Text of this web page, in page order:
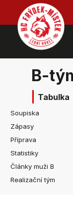
B-
Tabulka
Soupiska
Zápasy
Příprava
Statistiky
Články muži B
Realizační tým